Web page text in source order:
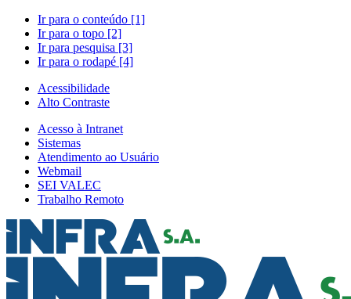
Ir para o conteúdo [1]
Ir para o topo [2]
Ir para pesquisa [3]
Ir para o rodapé [4]
Acessibilidade
Alto Contraste
Acesso à Intranet
Sistemas
Atendimento ao Usuário
Webmail
SEI VALEC
Trabalho Remoto